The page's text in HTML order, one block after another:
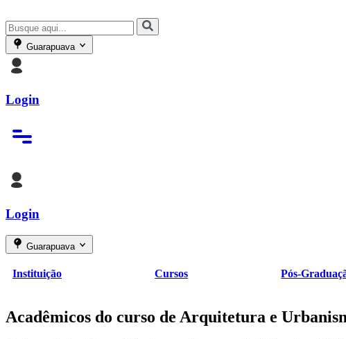
Guarapuava
Login
Login
Guarapuava
Instituição Cursos Pós-
Acadêmicos do curso de Arquitetura e